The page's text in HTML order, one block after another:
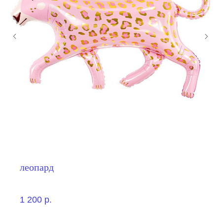
леопард
1 200 р.
школ, детских садов, салонов